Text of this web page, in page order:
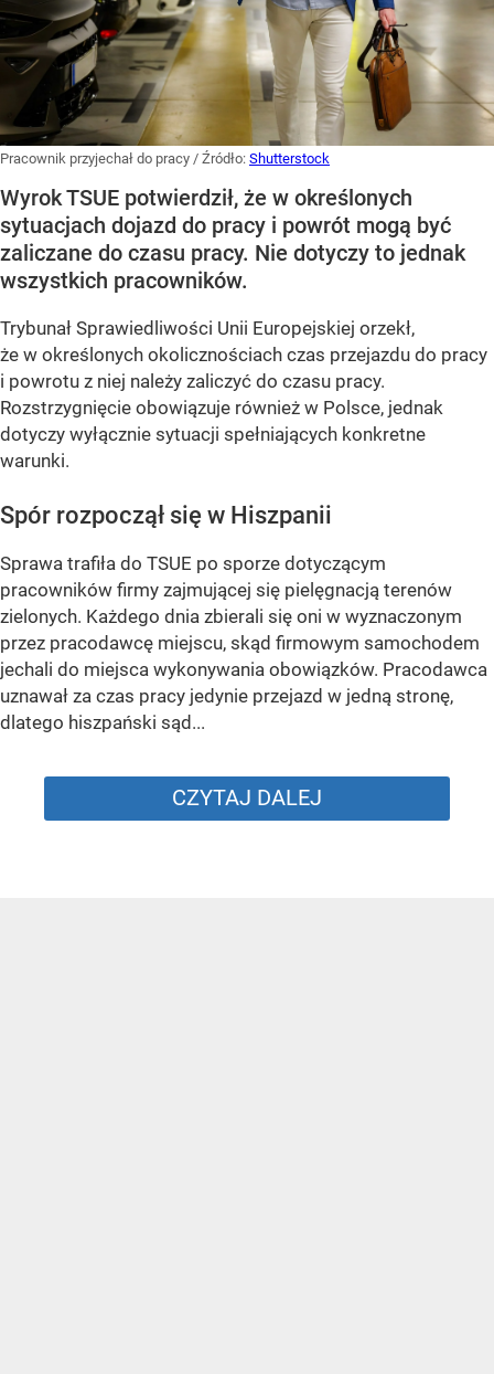
Pracownik przyjechał do pracy / Źródło: Shutterstock
Wyrok TSUE potwierdził, że w określonych
sytuacjach dojazd do pracy i powrót mogą być
zaliczane do czasu pracy. Nie dotyczy to jednak
wszystkich pracowników.
Trybunał Sprawiedliwości Unii Europejskiej orzekł,
że w określonych okolicznościach czas przejazdu do pracy
i powrotu z niej należy zaliczyć do czasu pracy.
Rozstrzygnięcie obowiązuje również w Polsce, jednak
dotyczy wyłącznie sytuacji spełniających konkretne
warunki.
Spór rozpoczął się w Hiszpanii
Sprawa trafiła do TSUE po sporze dotyczącym
pracowników firmy zajmującej się pielęgnacją terenów
zielonych. Każdego dnia zbierali się oni w wyznaczonym
przez pracodawcę miejscu, skąd firmowym samochodem
jechali do miejsca wykonywania obowiązków. Pracodawca
uznawał za czas pracy jedynie przejazd w jedną stronę,
dlatego hiszpański sąd...
CZYTAJ DALEJ